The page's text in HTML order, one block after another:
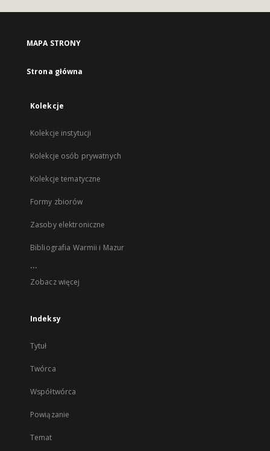
MAPA STRONY
Strona główna
Kolekcje
Kolekcje instytucji
Kolekcje osób prywatnych
Kolekcje tematyczne
Formy zbiorów
Zasoby elektroniczne
Bibliografia Warmii i Mazur
...
Zobacz więcej
Indeksy
Tytuł
Twórca
Współtwórca
Powiązanie
Temat